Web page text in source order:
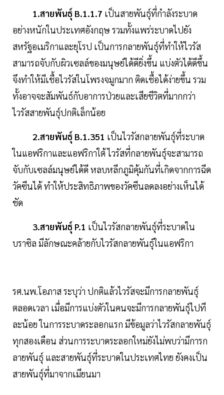
1.สายพันธุ์ B.1.1.7 เป็นสายพันธุ์ที่กำลังระบาด
อย่างหนักในประเทศอังกฤษ รวมทั้งแพร่ระบาดไปยัง
สหรัฐอเมริกาและยุโรป เป็นการกลายพันธุ์ที่ทำให้ไวรัส
สามารถจับกับผิวเซลล์ของมนุษย์ได้ดียิ่งขึ้น แบ่งตัวได้ดีขึ้น
จึงทำให้มีเชื้อไวรัสในโพรงจมูกมาก ติดเชื้อได้ง่ายขึ้น รวม
ทั้งอาจจะสัมพันธ์กับอาการป่วยและเสียชีวิตที่มากกว่า
ไวรัสสายพันธุ์ปกติเล็กน้อย
2.สายพันธุ์ B.1.351 เป็นไวรัสกลายพันธุ์ที่ระบาด
ในแอฟริกาและแอฟริกาใต้ ไวรัสที่กลายพันธุ์จะสามารถ
จับกับเซลล์มนุษย์ได้ดี หลบหลีกภูมิคุ้มกันที่เกิดจากการฉีด
วัคซีนได้ ทำให้ประสิทธิภาพของวัคซีนลดลงอย่างเห็นได้
ชัด
3.สายพันธุ์ P.1 เป็นไวรัสกลายพันธุ์ที่ระบาดใน
บราซิล มีลักษณะคล้ายกับไวรัสกลายพันธุ์ในแอฟริกา
รศ.นพ.โอภาส ระบุว่า ปกติแล้วไวรัสจะมีการกลายพันธุ์
ตลอดเวลา เมื่อมีการแบ่งตัวในคนจะมีการกลายพันธุ์ไปที
ละน้อย ในการระบาดระลอกแรก มีข้อมูลว่าไวรัสกลายพันธุ์
ทุกสองเดือน ส่วนการระบาดระลอกใหม่ยังไม่พบว่ามีการก
ลายพันธุ์ และสายพันธุ์ที่ระบาดในประเทศไทย ยังคงเป็น
สายพันธุ์ที่มาจากเมียนมา